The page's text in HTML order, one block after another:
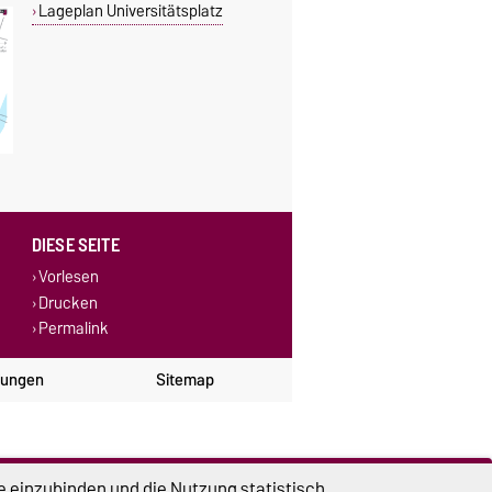
Lageplan Universitätsplatz
DIESE SEITE
Vorlesen
Drucken
Permalink
Sitemap